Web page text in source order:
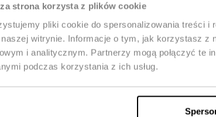
strona korzysta z plików cookie
pliki cookie do spersonalizowania treści i
witrynie. Informacje o tym, jak korzystasz z
i analitycznym. Partnerzy mogą połączyć te
podczas korzystania z ich usług.